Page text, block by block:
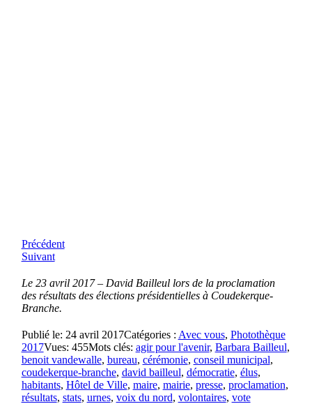
Précédent
Suivant
Le 23 avril 2017 – David Bailleul lors de la proclamation
des résultats des élections présidentielles à Coudekerque-
Branche.
Publié le: 24 avril 2017Catégories : Avec vous, Photothèque
2017Vues: 455Mots clés: agir pour l'avenir, Barbara Bailleul,
benoit vandewalle, bureau, cérémonie, conseil municipal,
coudekerque-branche, david bailleul, démocratie, élus,
habitants, Hôtel de Ville, maire, mairie, presse, proclamation,
résultats, stats, urnes, voix du nord, volontaires, vote